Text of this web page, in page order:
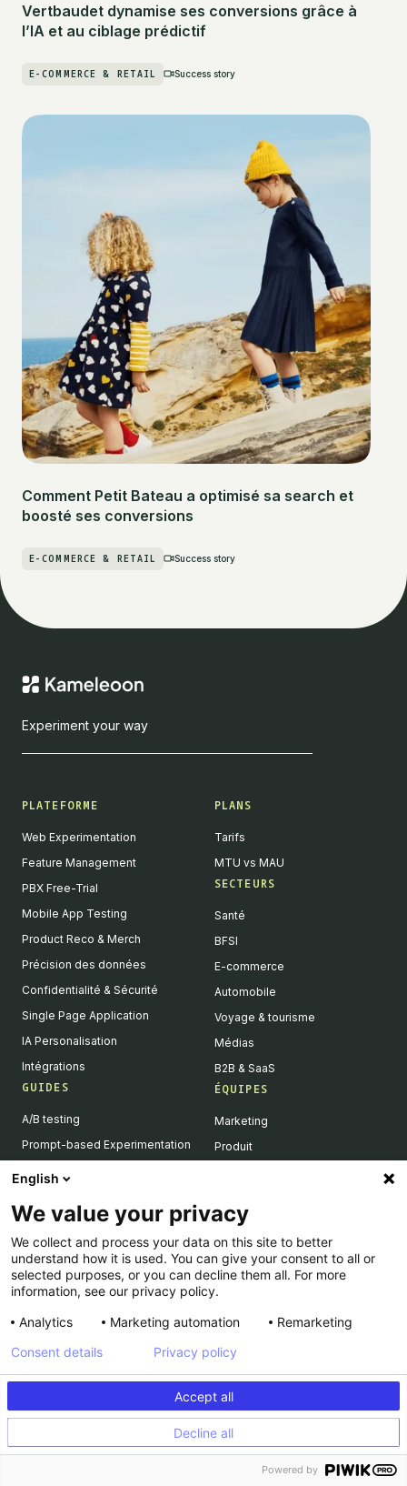
Vertbaudet dynamise ses conversions grâce à
l’IA et au ciblage prédictif
E-COMMERCE & RETAIL Success story
Comment Petit Bateau a optimisé sa search et
boosté ses conversions
E-COMMERCE & RETAIL Success story
Experiment your way
PLATEFORME
Web Experimentation
Feature Management
PBX Free-Trial
Mobile App Testing
Product Reco & Merch
Précision des données
Confidentialité & Sécurité
Single Page Application
IA Personalisation
Intégrations
GUIDES
A/B testing
Prompt-based Experimentation
Feature Experimentation
L'IA & l'A/B testing
Client-Side vs Server-Side
PLANS
Tarifs
MTU vs MAU
SECTEURS
Santé
BFSI
E-commerce
Automobile
Voyage & tourisme
Médias
B2B & SaaS
ÉQUIPES
Marketing
Produit
RESSOURCES
Success Stories
Academy
Dev Docs
ENTREPRISE
À propos
Carrière
Nous contacter
Support
INFORMATIONS LÉGALES
English
We value your privacy
We collect and process your data on this site to better
understand how it is used. You can give your consent to all or
selected purposes, or you can decline them all. For more
information, see our privacy policy.
Analytics
Marketing automation Remarketing
Accept all
Decline all
Consent details Privacy policy
Powered by